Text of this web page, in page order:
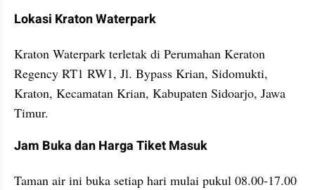
Lokasi Kraton Waterpark
Kraton Waterpark terletak di Perumahan Keraton
Regency RT1 RW1, Jl. Bypass Krian, Sidomukti,
Kraton, Kecamatan Krian, Kabupaten Sidoarjo, Jawa
Timur.
Jam Buka dan Harga Tiket Masuk
Taman air ini buka setiap hari mulai pukul 08.00-17.00